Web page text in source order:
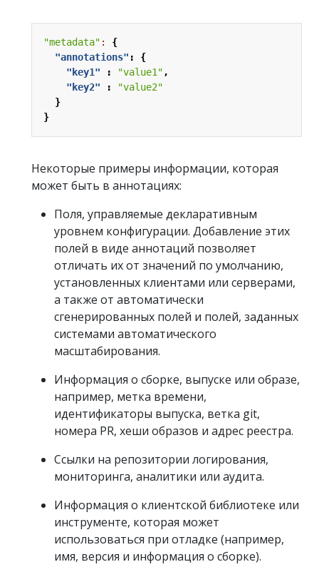
"metadata" :
{
"annotations" :
{
"key1"
: "value1" ,
"key2"
:
"value2"
}
}
Некоторые примеры информации, которая
может быть в аннотациях:
Поля, управляемые декларативным
уровнем конфигурации. Добавление этих
полей в виде аннотаций позволяет
отличать их от значений по умолчанию,
установленных клиентами или серверами,
а также от автоматически
сгенерированных полей и полей, заданных
системами автоматического
масштабирования.
Информация о сборке, выпуске или образе,
например, метка времени,
идентификаторы выпуска, ветка git,
номера PR, хеши образов и адрес реестра.
Ссылки на репозитории логирования,
мониторинга, аналитики или аудита.
Информация о клиентской библиотеке или
инструменте, которая может
использоваться при отладке (например,
имя, версия и информация о сборке).